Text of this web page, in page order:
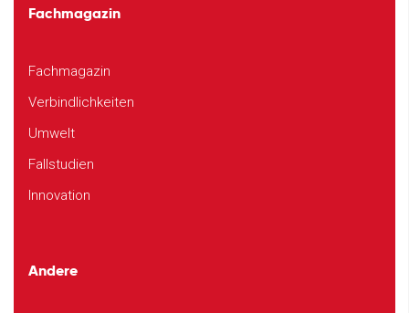
Fachmagazin
Fachmagazin
Verbindlichkeiten
Umwelt
Fallstudien
Innovation
Andere